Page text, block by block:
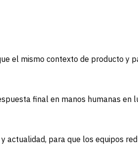
el mismo contexto de producto
final en manos humanas en
para que los equipos